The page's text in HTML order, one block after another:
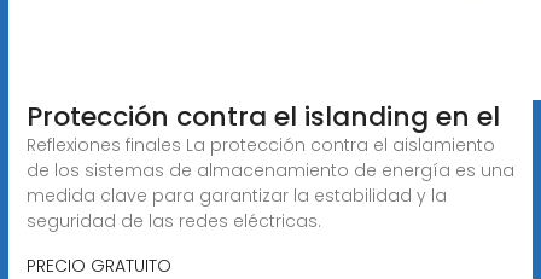
Protección contra el islanding en el
Reflexiones finales La protección contra el aislamiento
de los sistemas de almacenamiento de energía es una
medida clave para garantizar la estabilidad y la
seguridad de las redes eléctricas.
PRECIO GRATUITO